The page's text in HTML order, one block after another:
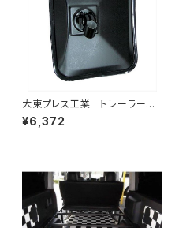
大東プレス工業 トレーラーミ
ラー 黒 UD L013 NS
角型 左 DI-58B
¥6,372